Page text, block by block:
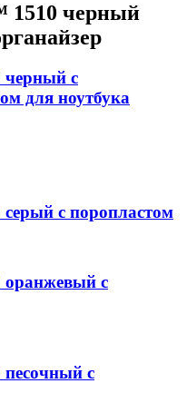
1510 черный
с
для ноутбука
с поропластом
с
с